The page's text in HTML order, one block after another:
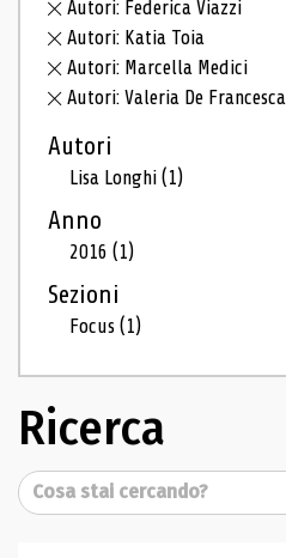
Autori: Federica Viazzi
Autori: Katia Toia
Autori: Marcella Medici
Autori: Valeria De Francesca
Autori
Lisa Longhi(1)
Anno
2016(1)
Sezioni
Focus(1)
Ricerca
Cerca